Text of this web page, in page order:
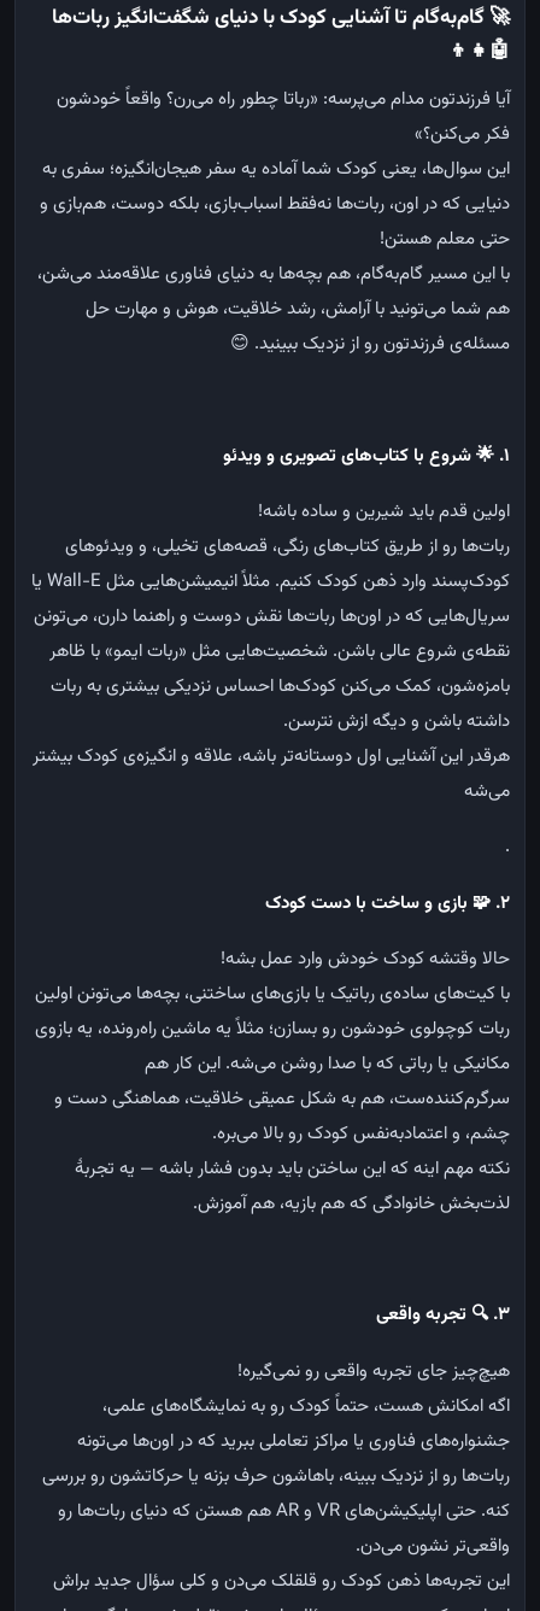
🚀گام‌به‌گام تا آشنایی کودک با دنیای شگفت‌انگیز ربات‌ها
🤖👧👦
آیا فرزندتونمداممی‌پرسه: «رباتا چطورراهمی‌رن؟ واقعاًخودشون
فکرمی‌کنن؟»
این سوال‌ها، یعنیکودک شما آماده یه سفرهیجان‌انگیزه؛ سفریبه
دنیاییکهدراون، ربات‌ها نه‌فقطاسباب‌بازی، بلکهدوست، هم‌بازی و
حتیمعلمهستن!
با اینمسیرگام‌به‌گام، همبچه‌ها بهدنیای فناوری علاقه‌مندمی‌شن،
هم شما می‌تونیدبا آرامش، رشدخلاقیت، هوش ومهارتحل
مسئله‌ی فرزندتونروازنزدیکببینید. 😊
۱.
🌟شروع با کتاب‌های تصویری و ویدئو
اولین قدمباید شیرین و سادهباشه!
ربات‌ها رواز طریقکتاب‌هایرنگی، قصه‌های تخیلی، و ویدئوهای
کودک‌پسند واردذهنکودککنیم. مثلاًانیمیشن‌هاییمثل
یا
سریال‌هاییکهدراون‌ها ربات‌ها نقشدوست وراهنما دارن، می‌تونن
نقطه‌ی شروع عالیباشن. شخصیت‌هاییمثل «رباتایمو»با ظاهر
بامزه‌شون، کمکمی‌کننکودک‌ها احساسنزدیکیبیشتریبهربات
داشتهباشن ودیگهازشنترسن.
هرقدراینآشناییاولدوستانه‌ترباشه، علاقه وانگیزه‌یکودکبیشتر
می‌شه
.
۲.
🧩 بازی و ساخت با دست کودک
حالا وقتشهکودکخودش وارد عملبشه!
با کیت‌های ساده‌یرباتیک یا بازی‌های ساختنی، بچه‌ها می‌تونناولین
رباتکوچولویخودشونروبسازن؛ مثلاً یهماشینراه‌رونده، یهبازوی
مکانیکی یا رباتیکهبا صدا روشنمی‌شه. اینکارهم
سرگرم‌کننده‌ست، همبه شکل عمیقیخلاقیت، هماهنگیدست و
چشم، واعتمادبه‌نفسکودکروبالامی‌بره.
نکتهمهماینهکهاین ساختنبایدبدون فشارباشه — یه تجربهٔ
لذت‌بخشخانوادگیکههمبازیه، همآموزش.
۳.
🔍 تجربه واقعی
هیچ‌چیزجای تجربه واقعیرونمی‌گیره!
اگهامکانشهست، حتماًکودکروبهنمایشگاه‌های علمی،
جشنواره‌های فناوری یا مراکز تعاملیببریدکهدراون‌ها می‌تونه
ربات‌ها روازنزدیکببینه، باهاشونحرفبزنه یا حرکاتشونروبررسی
کنه. حتیاپلیکیشن‌های و VR همهستنکهدنیایربات‌ها رو
واقعی‌ترنشونمی‌دن.
این تجربه‌ها ذهنکودکرو قلقلکمی‌دن وکلی سؤالجدیدبراش